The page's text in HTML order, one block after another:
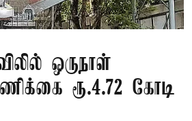
ஒருநாள்
ரூ.4.72 கோடி